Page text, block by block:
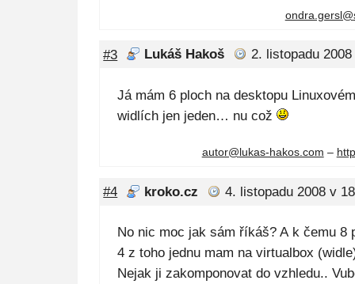
ondra.gersl@
#3 Lukáš Hakoš 2. listopadu
Já mám 6 ploch na desktopu
widlích jen jeden… nu což
autor@lukas-hakos.com –
#4 kroko.cz 4. listopadu 2008 v
No nic moc jak sám říkáš? A k čemu 8
4 z toho jednu mam na virtualbox
Nejak ji zakomponovat do vzhledu..